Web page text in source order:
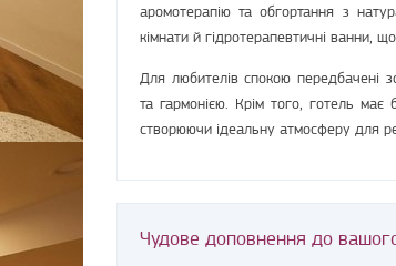
аромотерапію та обгортання з
кімнати й гідротерапевтичні ванни,
Для любителів спокою передбачені
та гармонією. Крім того, готель має
створюючи ідеальну атмосферу для
Чудове доповнення до